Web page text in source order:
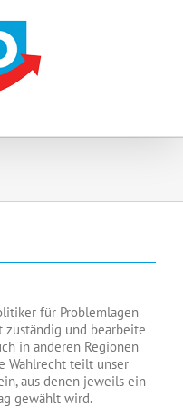
für Problemlagen
zuständig und bearbeite
in anderen Regionen
Wahlrecht teilt unser
aus denen jeweils ein
gewählt wird.